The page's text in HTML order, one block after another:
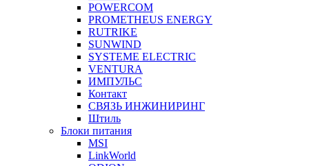
POWERCOM
PROMETHEUS ENERGY
RUTRIKE
SUNWIND
SYSTEME ELECTRIC
VENTURA
ИМПУЛЬС
Контакт
СВЯЗЬ ИНЖИНИРИНГ
Штиль
Блоки питания
MSI
LinkWorld